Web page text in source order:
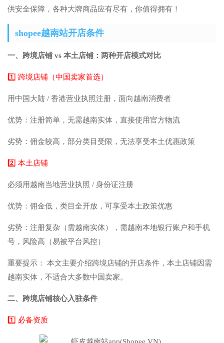
供安全保障，各种大牌商品应有尽有，你值得拥有！
shopee越南站开店条件
一、跨境店铺 vs 本土店铺：两种开店模式对比
1️⃣ 跨境店铺（中国卖家首选）
用中国大陆 / 香港营业执照注册，面向越南消费者
优势：注册简单，无需越南实体，直接使用官方物流
劣势：佣金较高，部分类目受限，无法享受本土优惠政策
2️⃣ 本土店铺
必须用越南当地营业执照 / 身份证注册
优势：佣金低，类目全开放，可享受本土政策优惠
劣势：注册复杂（需越南实体），需越南本地银行账户和手机
号，风险高（易被平台风控）
重要提示： 本文主要介绍跨境店铺的开店条件，本土店铺因需
越南实体，不适合大多数中国卖家。
二、跨境店铺核心入驻条件
1️⃣ 必备资质